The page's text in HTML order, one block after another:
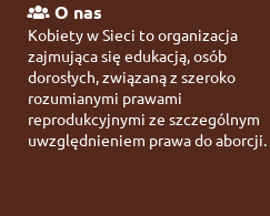
O nas
Kobiety w Sieci to organizacja
zajmująca się edukacją, osób
dorosłych, związaną z szeroko
rozumianymi prawami
reprodukcyjnymi ze szczególnym
uwzględnieniem prawa do aborcji.